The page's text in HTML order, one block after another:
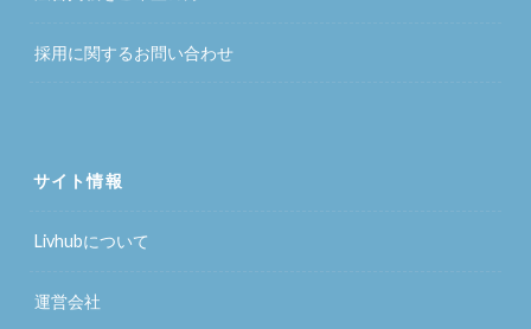
採用に関するお問い合わせ
サイト情報
Livhubについて
運営会社